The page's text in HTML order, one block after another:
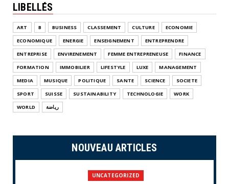
LIBELLÉS
ART B BUSINESS CLASSEMENT CULTURE
ECONOMIE
ECONOMIQUE
ENERGIE ENSEIGNEMENT
ENTREPRENDRE
ENTREPRISE
ENVIRENEMENT FEMME ENTREPRENEUSE
FINANCE
FORMATION
IMMOBILIER LIFESTYLE LUXE
MANAGEMENT
MEDIA
MUSIQUE POLITIQUE SANTE SCIENCE
SOCIETE
SPORT
SUISSE SUSTAINABILITY TECHNOLOGIE
WORK
WORLD
رياضة
NOUVEAU ARTICLES
UNCATEGORIZED